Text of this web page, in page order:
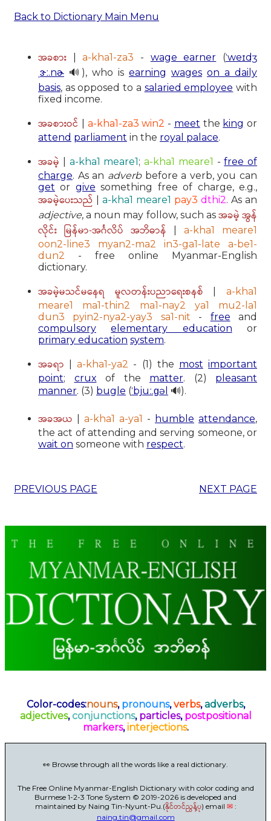
Back to Dictionary Main Menu
အခစား |a-kha1-za3 - wage earner (ˈweɪdʒ
ˌɝː.nɚ 🔊), who is earning wages on a daily
basis, as opposed to a salaried employee with
fixed income.
အခစားဝင် a-kha1-za3 win2 - meet the king or
attend parliament in the royal palace.
အခမဲ့ a-kha1 meare1; a-kha1 meare1 -free of
charge. As an adverbbefore a verb, you can
get or give something free of charge, e.g.,
အခမဲ့ပေးသည် a-kha1 meare1 pay3 dthi2. As an
adjective, a noun may follow, such as အခမဲ့ အွန်
လိုင်း မြန်မာ-အင်္ဂလိပ် အဘိဓာန်
a-kha1 meare1
oon2-line3 myan2-ma2 in3-ga1-late a-be1-
dun2
- free online Myanmar-English
dictionary.
အခမဲ့မသင်မနေရ မူလတန်းပညာရေးစနစ် |a-kha1
meare1 ma1-thin2 ma1-nay2 ya1 mu2-la1
dun3 pyin2-nya2-yay3 sa1-nit - free and
compulsory
elementary education or
primary education system.
အခရာ |a-kha1-ya2 - (1) the most important
point; crux of the matter. (2) pleasant
manner. (3) bugle (ˈbjuː.ɡəl 🔊).
အခအယ a-kha1 a-ya1 - humble attendance,
the act of attending and serving someone, or
wait on someone with respect.
PREVIOUS PAGE NEXT PAGE
Color-codes:nouns, pronouns,verbs,adverbs,
adjectives,conjunctions, particles, postpositional
markers,interjections.
👀 Browse through all the words like a real dictionary.
The Free Online Myanmar-English Dictionary with color coding and
Burmese 1-2-3 Tone System © 2019-2026 is developed and
maintained by Naing Tin-Nyunt-Pu.(နိုင်တင်ညွန့်ပု) email ✉:
naing.tin@gmail.com